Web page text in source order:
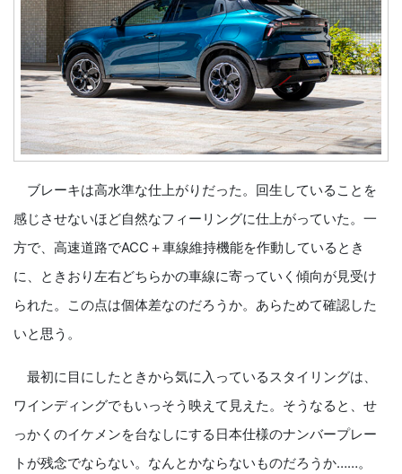
ブレーキは高水準な仕上がりだった。回生していることを
感じさせないほど自然なフィーリングに仕上がっていた。一
方で、高速道路でACC＋車線維持機能を作動しているとき
に、ときおり左右どちらかの車線に寄っていく傾向が見受け
られた。この点は個体差なのだろうか。あらためて確認した
いと思う。
最初に目にしたときから気に入っているスタイリングは、
ワインディングでもいっそう映えて見えた。そうなると、せ
っかくのイケメンを台なしにする日本仕様のナンバープレー
トが残念でならない。なんとかならないものだろうか……。